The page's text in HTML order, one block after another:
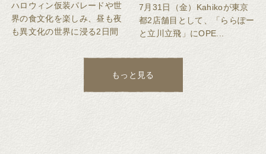
ハロウィン仮装パレードや世
界の食文化を楽しみ、昼も夜
も異文化の世界に浸る2日間
7月31日（金）Kahikoが東京
都2店舗目として、「ららぽー
と立川立飛」にOPE...
もっと見る